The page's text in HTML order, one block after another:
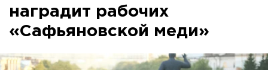
наградит рабочих
«Сафьяновской меди»